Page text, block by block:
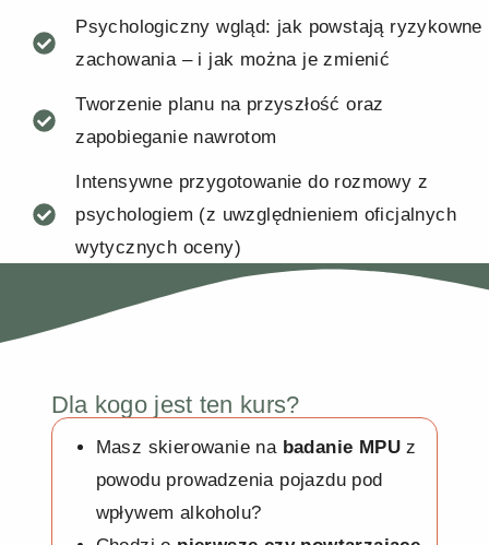
Psychologiczny wgląd: jak powstają ryzykowne
zachowania – i jak można je zmienić
Tworzenie planu na przyszłość oraz
zapobieganie nawrotom
Intensywne przygotowanie do rozmowy z
psychologiem (z uwzględnieniem oficjalnych
wytycznych oceny)
Dla kogo jest ten kurs?
Masz skierowanie na badanie MPUz
powodu prowadzenia pojazdu pod
wpływem alkoholu?